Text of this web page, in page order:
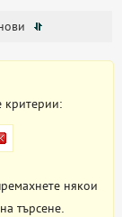
критерии:
някои
търсене.